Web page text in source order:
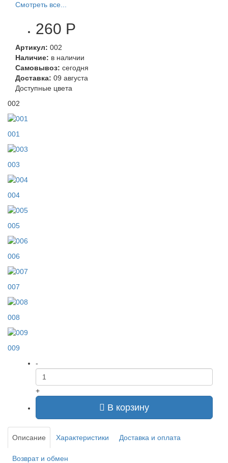
Смотреть все...
260 Р
Артикул: 002
Наличие: в наличии
Самовывоз: сегодня
Доставка: 09 августа
Доступные цвета
002
001
003
004
005
006
007
008
009
-
+
В корзину
Описание Характеристики Доставка и оплата
Возврат и обмен